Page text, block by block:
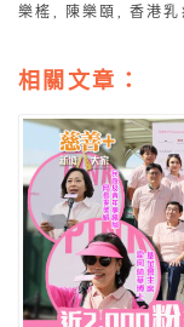
樂榣 , 陳樂頤 , 香港
相關文章：